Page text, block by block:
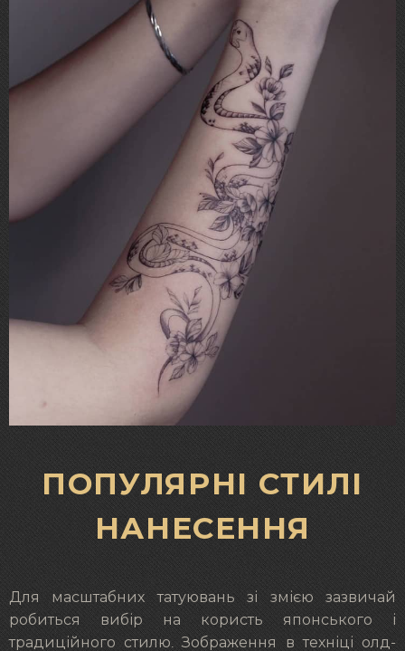
ПОПУЛЯРНІ СТИЛІ
НАНЕСЕННЯ
Для масштабних татуювань зі змією зазвичай
робиться вибір на користь японського і
традиційного стилю. Зображення в техніці олд-